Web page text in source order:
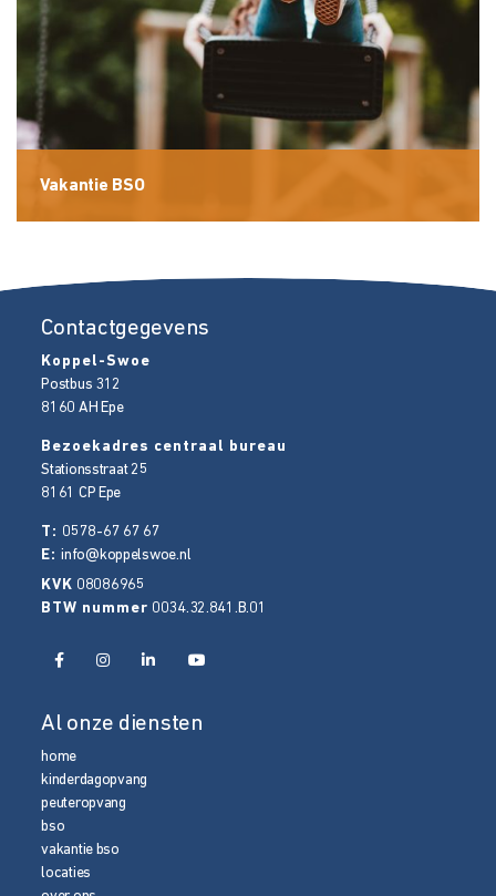
Vakantie BSO
Contactgegevens
Koppel-Swoe
Postbus 312
8160 AH Epe
Bezoekadres centraal bureau
Stationsstraat 25
8161 CP Epe
T: 0578-67 67 67
E:info@koppelswoe.nl
KVK 08086965
BTW nummer 0034.32.841.B.01
Al onze diensten
home
kinderdagopvang
peuteropvang
bso
vakantie bso
locaties